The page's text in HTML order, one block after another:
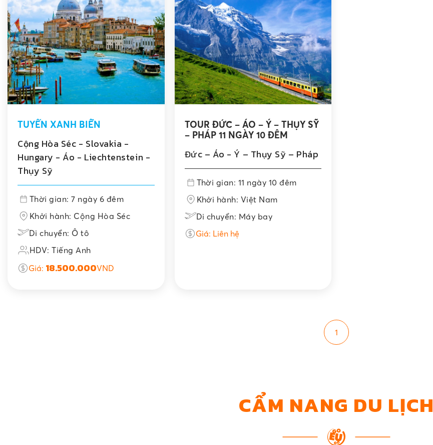
TUYẾN XANH BIỂN
Cộng Hòa Séc - Slovakia -
Hungary - Áo - Liechtenstein -
Thụy Sỹ
Thời gian: 7 ngày 6 đêm
Khởi hành: Cộng Hòa Séc
Di chuyển: Ô tô
HDV: Tiếng Anh
Giá: 18.500.000VND
TOUR ĐỨC – ÁO – Ý – THỤY SỸ
– PHÁP 11 NGÀY 10 ĐÊM
Đức – Áo - Ý – Thụy Sỹ – Pháp
Thời gian: 11 ngày 10 đêm
Khởi hành: Việt Nam
Di chuyển: Máy bay
Giá: Liên hệ
1
CẨM NANG DU LỊCH